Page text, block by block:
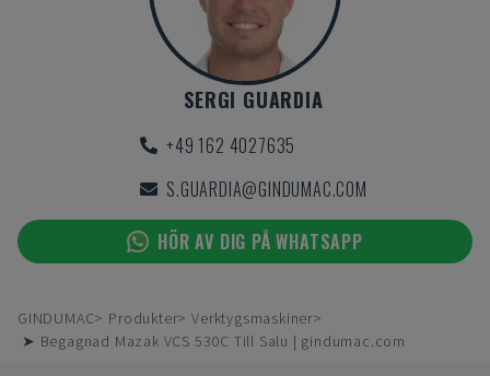
SERGI GUARDIA
+49 162 4027635
S.GUARDIA@GINDUMAC.COM
HÖR AV DIG PÅ WHATSAPP
GINDUMAC Produkter
Verktygsmaskiner
➤ Begagnad Mazak VCS 530C Till Salu | gindumac.com